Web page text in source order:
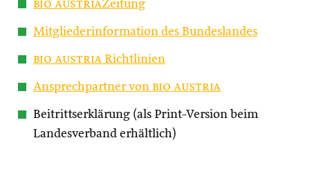
bio austriaZeitung
Mitgliederinformation des Bundeslandes
bio austria Richtlinien
Ansprechpartner von bio austria
Beitrittserklärung (als Print-Version beim
Landesverband erhältlich)